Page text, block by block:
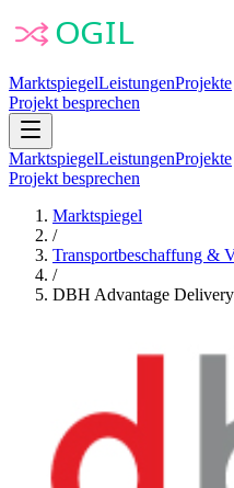
MarktspiegelLeistungenProjekte
Projekt besprechen
MarktspiegelLeistungenProjekte
Projekt besprechen
Marktspiegel
/
Transportbeschaffung &
/
DBH Advantage Delivery